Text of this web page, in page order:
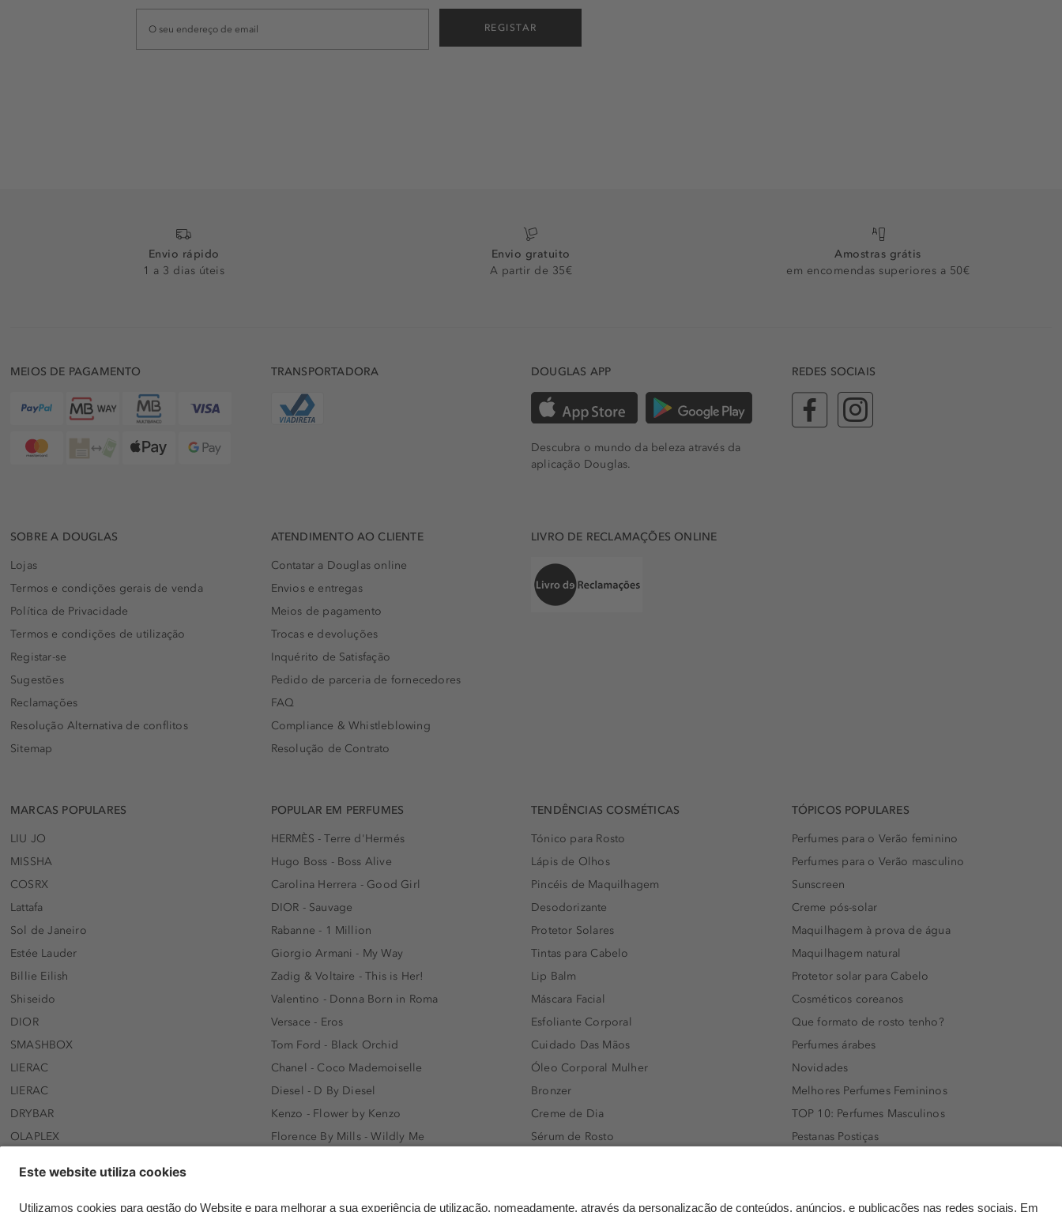
REGISTAR
Envio rápido
1 a 3 dias úteis
Envio gratuito
A partir de 35€
Amostras grátis
em encomendas superiores a 50€
MEIOS DE PAGAMENTO TRANSPORTADORA DOUGLAS APP
Descubra o mundo da beleza através da
aplicação Douglas.
REDES SOCIAIS
SOBRE A DOUGLAS
Lojas
Termos e condições gerais de venda
Política de Privacidade
Termos e condições de utilização
Registar-se
Sugestões
Reclamações
Resolução Alternativa de conflitos
Sitemap
ATENDIMENTO AO CLIENTE
Contatar a Douglas online
Envios e entregas
Meios de pagamento
Trocas e devoluções
Inquérito de Satisfação
Pedido de parceria de fornecedores
FAQ
Compliance & Whistleblowing
Resolução de Contrato
LIVRO DE RECLAMAÇÕES ONLINE
MARCAS POPULARES
LIU JO
MISSHA
COSRX
Lattafa
Sol de Janeiro
Estée Lauder
Billie Eilish
Shiseido
DIOR
SMASHBOX
LIERAC
LIERAC
DRYBAR
OLAPLEX
ARMAF
POPULAR EM PERFUMES
HERMÈS - Terre d'Hermés
Hugo Boss - Boss Alive
Carolina Herrera - Good Girl
DIOR - Sauvage
Rabanne - 1 Million
Giorgio Armani - My Way
Zadig & Voltaire - This is Her!
Valentino - Donna Born in Roma
Versace - Eros
Tom Ford - Black Orchid
Chanel - Coco Mademoiselle
Diesel - D By Diesel
Kenzo - Flower by Kenzo
Florence By Mills - Wildly Me
Davidoff - Cool Water Men
TENDÊNCIAS COSMÉTICAS
Tónico para Rosto
Lápis de Olhos
Pincéis de Maquilhagem
Desodorizante
Protetor Solares
Tintas para Cabelo
Lip Balm
Máscara Facial
Esfoliante Corporal
Cuidado Das Mãos
Óleo Corporal Mulher
Bronzer
Creme de Dia
Sérum de Rosto
Espuma de Limpeza Facial
TÓPICOS POPULARES
Perfumes para o Verão feminino
Perfumes para o Verão masculino
Sunscreen
Creme pós-solar
Maquilhagem à prova de água
Maquilhagem natural
Protetor solar para Cabelo
Cosméticos coreanos
Que formato de rosto tenho?
Perfumes árabes
Novidades
Melhores Perfumes Femininos
TOP 10: Perfumes Masculinos
Pestanas Postiças
Rímel colorido